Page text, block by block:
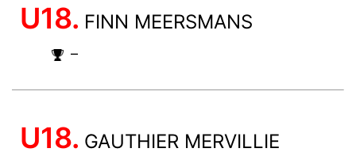
U18. FINN MEERSMANS
–
U18. GAUTHIER MERVILLIE